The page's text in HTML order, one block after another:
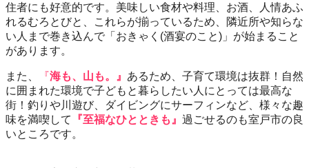
住者にも好意的です。 美味しい食材や料理、お酒、人情あふ
れるむろとびと、これらが揃っているため、隣近所や知らな
い人まで巻き込んで「おきゃく(酒宴のこと)」が始まること
があります。
また、 『海も、山も。』 あるため、子育て環境は抜群！自然
に囲まれた環境で子どもと暮らしたい人にとっては最高な
街！釣りや川遊び、ダイビングにサーフィンなど、様々な趣
味を満喫して
『至福なひとときも』 過ごせるのも室戸市の良
いところです。